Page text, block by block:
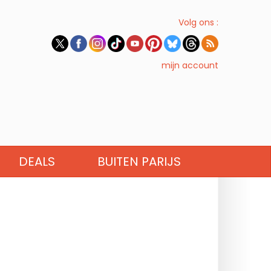
Volg ons :
mijn account
DEALS BUITEN PARIJS